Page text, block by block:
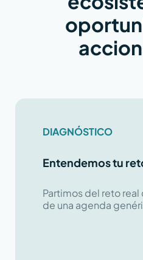
DIAGNÓSTICO
Entendemos tu
Partimos del reto
de una agenda